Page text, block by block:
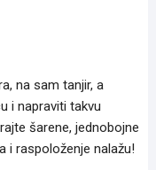
na sam tanjir, a
i napraviti takvu
šarene, jednobojne
i raspoloženje nalažu!